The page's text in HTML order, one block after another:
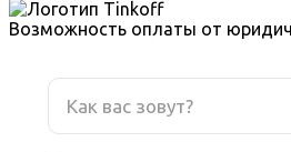
Возможность оплаты от